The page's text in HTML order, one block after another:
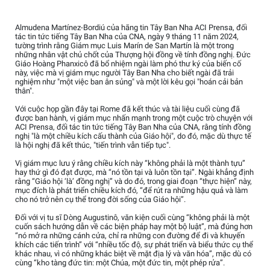
Almudena Martínez-Bordiú của hãng tin Tây Ban Nha ACI Prensa, đối
tác tin tức tiếng Tây Ban Nha của CNA, ngày 9 tháng 11 năm 2024,
tường trình rằng Giám mục Luis Marín de San Martín là một trong
những nhân vật chủ chốt của Thượng hội đồng về tính đồng nghị. Đức
Giáo Hoàng Phanxicô đã bổ nhiệm ngài làm phó thư ký của biến cố
này, việc mà vị giám mục người Tây Ban Nha cho biết ngài đã trải
nghiệm như "một việc ban ân sủng" và một lời kêu gọi "hoán cải bản
thân".
Với cuộc họp gần đây tại Rome đã kết thúc và tài liệu cuối cùng đã
được ban hành, vị giám mục nhấn mạnh trong một cuộc trò chuyện với
ACI Prensa, đối tác tin tức tiếng Tây Ban Nha của CNA, rằng tính đồng
nghị "là một chiều kích cấu thành của Giáo hội", do đó, mặc dù thực tế
là hội nghị đã kết thúc, "tiến trình vẫn tiếp tục".
Vị giám mục lưu ý rằng chiều kích này “không phải là một thành tựu”
hay thứ gì đó đạt được, mà “nó tồn tại và luôn tồn tại”. Ngài khẳng định
rằng “Giáo hội ‘là’ đồng nghị” và do đó, trong giai đoạn “thực hiện” này,
mục đích là phát triển chiều kích đó, “để rút ra những hậu quả và làm
cho nó trở nên cụ thể trong đời sống của Giáo hội”.
Đối với vị tu sĩ Dòng Augustinô, văn kiện cuối cùng “không phải là một
cuốn sách hướng dẫn về các biện pháp hay một bộ luật”, mà đúng hơn
“nó mở ra những cánh cửa, chỉ ra những con đường để đi và khuyến
khích các tiến trình” với “nhiều tốc độ, sự phát triển và biểu thức cụ thể
khác nhau, vì có những khác biệt về mặt địa lý và văn hóa”, mặc dù có
cùng “kho tàng đức tin: một Chúa, một đức tin, một phép rửa”.